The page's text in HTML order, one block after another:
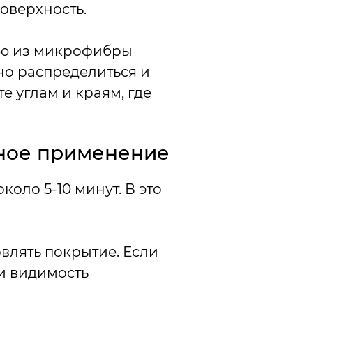
из микрофибры
распределиться и
углам и краям, где
применение
5-10 минут. В это
покрытие. Если
видимость